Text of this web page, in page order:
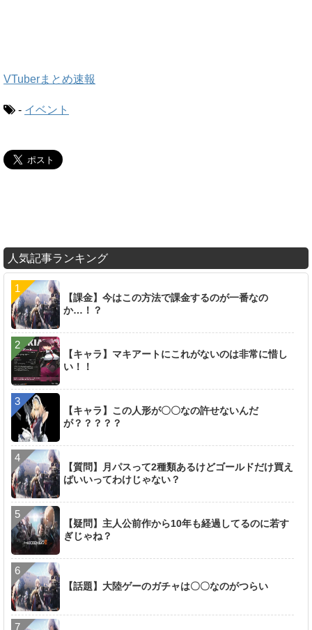
VTuberまとめ速報
- イベント
人気記事ランキング
【課金】今はこの方法で課金するのが一番なの
か…！？
【キャラ】マキアートにこれがないのは非常に惜し
い！！
【キャラ】この人形が〇〇なの許せないんだ
が？？？？？
【質問】月パスって2種類あるけどゴールドだけ買え
ばいいってわけじゃない？
【疑問】主人公前作から10年も経過してるのに若す
ぎじゃね？
【話題】大陸ゲーのガチャは〇〇なのがつらい